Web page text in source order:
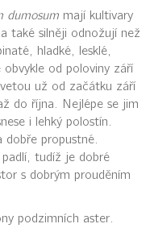
dumosummají kultivary
také silněji odnožují než
hladké, lesklé,
od poloviny září
už od začátku září
do října. Nejlépe se jim
i lehký polostín.
dobře propustné.
tudíž je dobré
s dobrým prouděním
podzimních aster.